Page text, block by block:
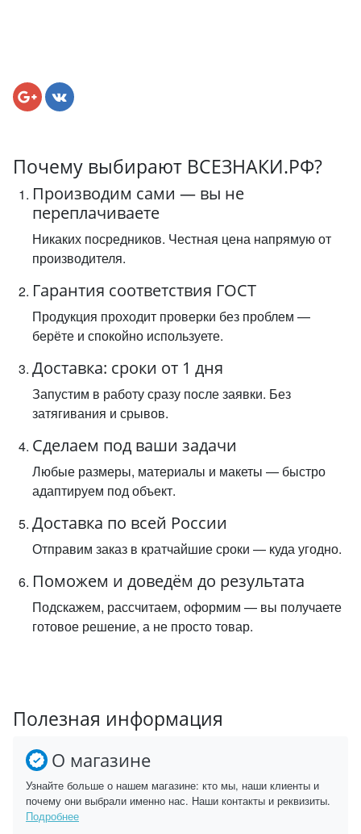
Почему выбирают ВСЕЗНАКИ.РФ?
Производим сами — вы не
переплачиваете
Никаких посредников. Честная цена напрямую от
производителя.
Гарантия соответствия ГОСТ
Продукция проходит проверки без проблем —
берёте и спокойно используете.
Доставка: сроки от 1 дня
Запустим в работу сразу после заявки. Без
затягивания и срывов.
Сделаем под ваши задачи
Любые размеры, материалы и макеты — быстро
адаптируем под объект.
Доставка по всей России
Отправим заказ в кратчайшие сроки — куда угодно.
Поможем и доведём до результата
Подскажем, рассчитаем, оформим — вы получаете
готовое решение, а не просто товар.
Полезная информация
О магазине
Узнайте больше о нашем магазине: кто мы, наши клиенты и
почему они выбрали именно нас. Наши контакты и реквизиты.
Подробнее